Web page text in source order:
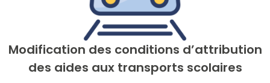
Modification des conditions d’attribution
des aides aux transports scolaires